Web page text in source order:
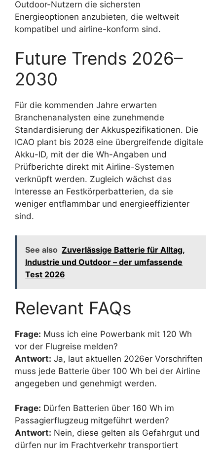
Outdoor-Nutzern die sichersten
Energieoptionen anzubieten, die weltweit
kompatibel und airline-konform sind.
Future Trends 2026–
2030
Für die kommenden Jahre erwarten
Branchenanalysten eine zunehmende
Standardisierung der Akkuspezifikationen. Die
ICAO plant bis 2028 eine übergreifende digitale
Akku-ID, mit der die Wh-Angaben und
Prüfberichte direkt mit Airline-Systemen
verknüpft werden. Zugleich wächst das
Interesse an Festkörperbatterien, da sie
weniger entflammbar und energieeffizienter
sind.
See also Zuverlässige Batterie für Alltag,
Industrie und Outdoor – der umfassende
Test 2026
Relevant FAQs
Frage: Muss ich eine Powerbank mit 120 Wh
vor der Flugreise melden?
Antwort: Ja, laut aktuellen 2026er Vorschriften
muss jede Batterie über 100 Wh bei der Airline
angegeben und genehmigt werden.
Frage: Dürfen Batterien über 160 Wh im
Passagierflugzeug mitgeführt werden?
Antwort: Nein, diese gelten als Gefahrgut und
dürfen nur im Frachtverkehr transportiert